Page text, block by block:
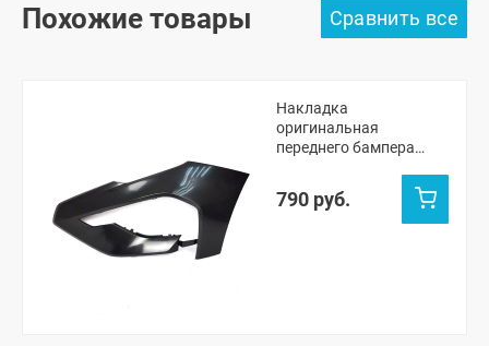
Похожие товары
Накладка
оригинальная
переднего бампера
под парктроник) Лада
Веста NG Кросс, NG СВ
Кросс (неокрашенная)
790 руб.